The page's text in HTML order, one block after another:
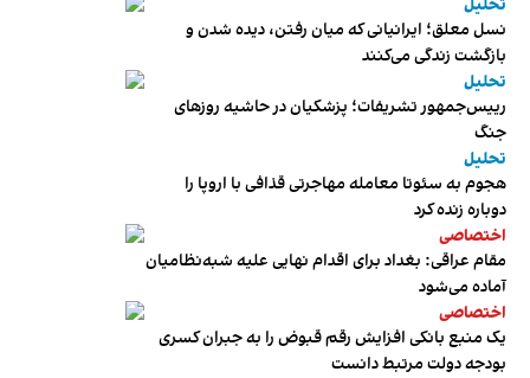
تحلیل
نسل معلق؛ ایرانیانی که میان رفتن، دیده شدن و
بازگشت زندگی می‌کنند
تحلیل
رییس‌جمهور تشریفات؛ پزشکیان در حاشیه روزهای
جنگ
تحلیل
هجوم به سئوتا معامله مهاجرتی قذافی با اروپا را
دوباره زنده کرد
اختصاصی
مقام عراقی: بغداد برای اقدام نهایی علیه شبه‌نظامیان
آماده می‌شود
اختصاصی
یک منبع بانکی افزایش رقم قبوض را به جبران کسری
بودجه دولت مرتبط دانست